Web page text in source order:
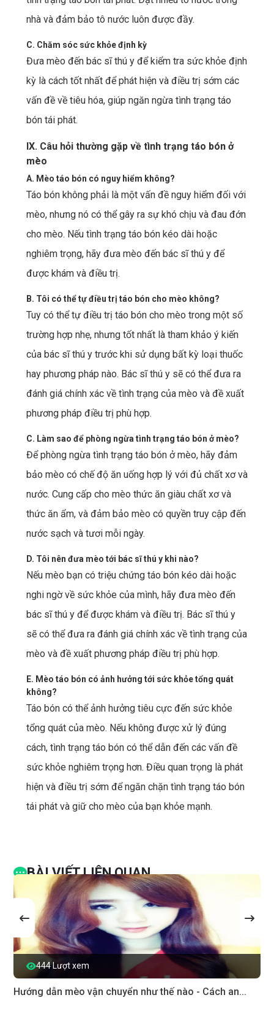
nhà và đảm bảo tô nước luôn được đầy.
C. Chăm sóc sức khỏe định kỳ
Đưa mèo đến bác sĩ thú y để kiểm tra sức khỏe định
kỳ là cách tốt nhất để phát hiện và điều trị sớm các
vấn đề về tiêu hóa, giúp ngăn ngừa tình trạng táo
bón tái phát.
IX. Câu hỏi thường gặp về tình trạng táo bón ở
mèo
A. Mèo táo bón có nguy hiểm không?
Táo bón không phải là một vấn đề nguy hiểm đối với
mèo, nhưng nó có thể gây ra sự khó chịu và đau đớn
cho mèo. Nếu tình trạng táo bón kéo dài hoặc
nghiêm trọng, hãy đưa mèo đến bác sĩ thú y để
được khám và điều trị.
B. Tôi có thể tự điều trị táo bón cho mèo không?
Tuy có thể tự điều trị táo bón cho mèo trong một số
trường hợp nhẹ, nhưng tốt nhất là tham khảo ý kiến ​​
của bác sĩ thú y trước khi sử dụng bất kỳ loại thuốc
hay phương pháp nào. Bác sĩ thú y sẽ có thể đưa ra
đánh giá chính xác về tình trạng của mèo và đề xuất
phương pháp điều trị phù hợp.
C. Làm sao để phòng ngừa tình trạng táo bón ở mèo?
Để phòng ngừa tình trạng táo bón ở mèo, hãy đảm
bảo mèo có chế độ ăn uống hợp lý với đủ chất xơ và
nước. Cung cấp cho mèo thức ăn giàu chất xơ và
thức ăn ẩm, và đảm bảo mèo có quyền truy cập đến
nước sạch và tươi mỗi ngày.
D. Tôi nên đưa mèo tới bác sĩ thú y khi nào?
Nếu mèo bạn có triệu chứng táo bón kéo dài hoặc
nghi ngờ về sức khỏe của mình, hãy đưa mèo đến
bác sĩ thú y để được khám và điều trị. Bác sĩ thú y
sẽ có thể đưa ra đánh giá chính xác về tình trạng của
mèo và đề xuất phương pháp điều trị phù hợp.
E. Mèo táo bón có ảnh hưởng tới sức khỏe tổng quát
không?
Táo bón có thể ảnh hưởng tiêu cực đến sức khỏe
tổng quát của mèo. Nếu không được xử lý đúng
cách, tình trạng táo bón có thể dẫn đến các vấn đề
sức khỏe nghiêm trọng hơn. Điều quan trọng là phát
hiện và điều trị sớm để ngăn chặn tình trạng táo bón
tái phát và giữ cho mèo của bạn khỏe mạnh.
BÀI VIẾT LIÊN QUAN
444 Lượt xem
Hướng dẫn mèo vận chuyển như thế nào - Cách an...